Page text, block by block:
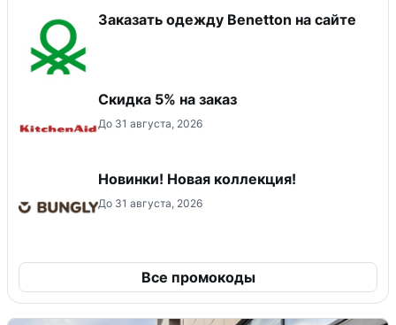
Заказать одежду Benetton на сайте
Скидка 5% на заказ
До 31 августа, 2026
Новинки! Новая коллекция!
До 31 августа, 2026
Все промокоды